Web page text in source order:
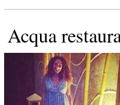
Acqua